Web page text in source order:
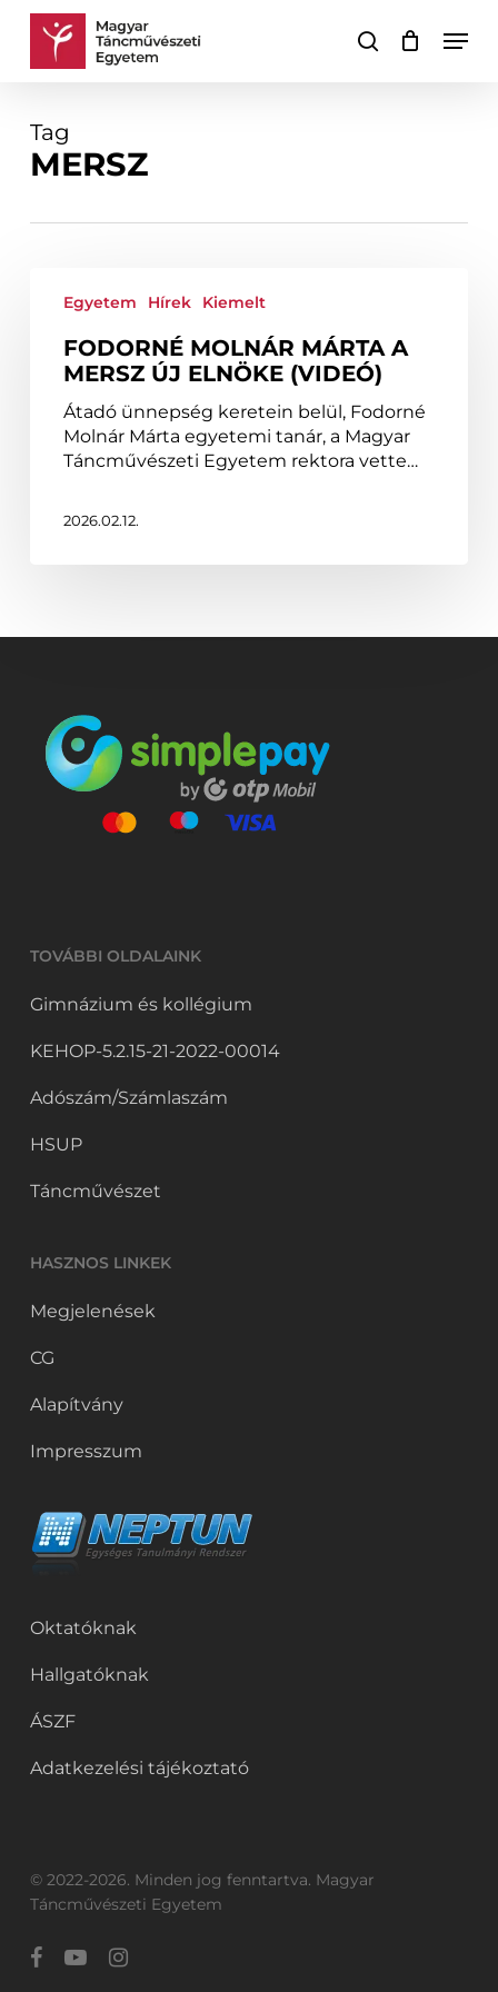
Skip
keresés
Kosár Kosár
Tag
MERSZ
Molnár
MERSZ
elnöke
(VIDEÓ)
Egyetem Hírek Kiemelt
FODORNÉ MOLNÁR MÁRTA A
MERSZ ÚJ ELNÖKE (VIDEÓ)
Átadó ünnepség keretein belül, Fodorné
Molnár Márta egyetemi tanár, a Magyar
Táncművészeti Egyetem rektora vette…
2026.02.12.
TOVÁBBI OLDALAINK
Gimnázium és kollégium
KEHOP-5.2.15-21-2022-00014
Adószám/Számlaszám
HSUP
Táncművészet
HASZNOS LINKEK
Megjelenések
CG
Alapítvány
Impresszum
Oktatóknak
Hallgatóknak
ÁSZF
Adatkezelési tájékoztató
© 2022-2026. Minden jog fenntartva. Magyar
Táncművészeti Egyetem
facebookyoutubeinstagram